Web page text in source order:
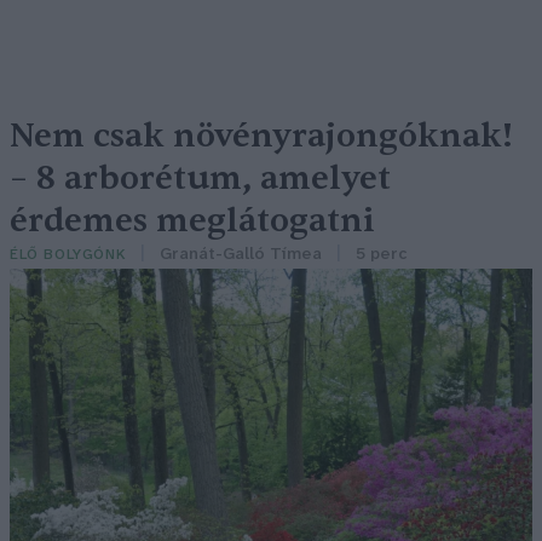
Nem csak növényrajongóknak!
– 8 arborétum, amelyet
érdemes meglátogatni
ÉLŐ BOLYGÓNK Granát-Galló Tímea 5 perc